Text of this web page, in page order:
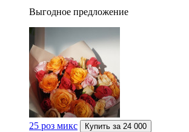
Выгодное предложение
25 роз микс Купить за 24 000